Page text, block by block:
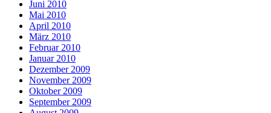
Juni 2010
Mai 2010
April 2010
März 2010
Februar 2010
Januar 2010
Dezember 2009
November 2009
Oktober 2009
September 2009